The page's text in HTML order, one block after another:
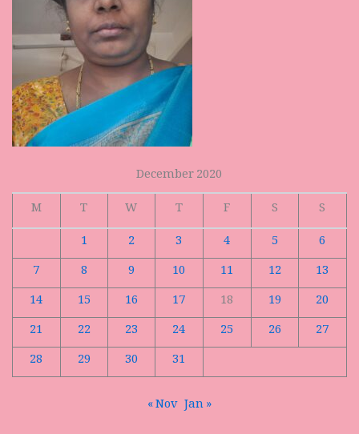
December 2020
M
T W T F S
S
1
2 3 4 5
6
7
8 9 10 11 12
13
14
15 16 17 18 19
20
21
22 23 24 25 26
27
28
29 30 31
« Nov Jan »